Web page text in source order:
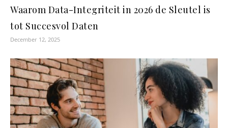
Waarom Data-Integriteit in 2026 de Sleutel is
tot Succesvol Daten
December 12, 2025